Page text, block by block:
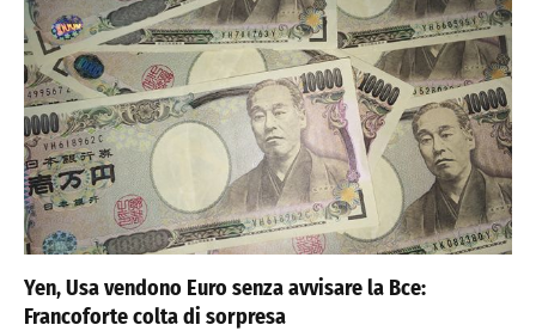
Yen, Usa vendono Euro senza avvisare la Bce:
Francoforte colta di sorpresa